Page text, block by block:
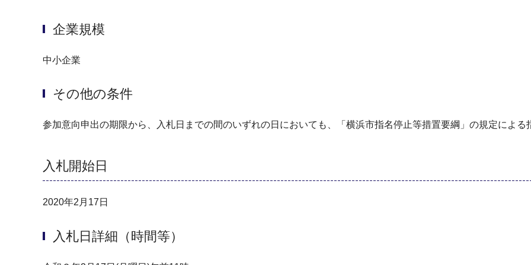
企業規模
中小企業
その他の条件
参加意向申出の期限から、入札日までの間のいずれの日においても、「横浜市指名停止等措置要綱」の規定による
入札開始日
2020年2月17日
入札日詳細（時間等）